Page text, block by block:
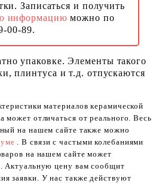
Записаться и получить
информациюможно по
00-89.
упаковке. Элементы такого
плинтуса и т.д. отпускаются
материалов керамической
может отличаться от реального. Весь
на нашем сайте также можно
. В связи с частыми колебаниями
на нашем сайте может
Актуальную цену вам сообщит
заявки. У нас также действуют